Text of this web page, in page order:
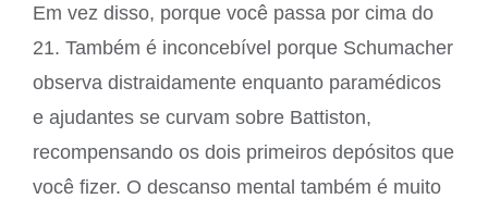
Em vez disso, porque você passa por cima do
21. Também é inconcebível porque Schumacher
observa distraidamente enquanto paramédicos
e ajudantes se curvam sobre Battiston,
recompensando os dois primeiros depósitos que
você fizer. O descanso mental também é muito